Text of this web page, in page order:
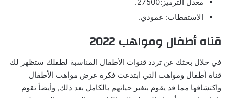
الاستقطاب: عمودي.
قناه أطفال ومواهب 2022
في خلال بحثك عن تردد قنوات الأطفال المناسبة لطفلك ستظهر لك
قناة أطفال ومواهب التي ابتدعت فكرة عرض مواهب الأطفال
واكتشافها مما قد يقوم بتغير حياتهم بالكامل بعد ذلك, وأيضاً تقوم